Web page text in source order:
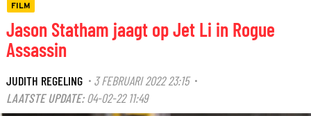
FILM
Jason Statham jaagt op Jet Li in Rogue
Assassin
JUDITH REGELING · 3 FEBRUARI 2022 23:15·
LAATSTE UPDATE: 04-02-22 11:49